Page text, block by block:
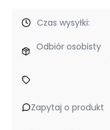
Czas wysyłki:
Odbiór osobisty
Zapytaj o produkt